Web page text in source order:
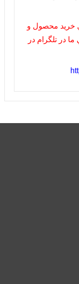
خريد محصول و
در تلگرام در